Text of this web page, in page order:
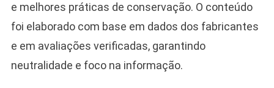
e melhores práticas de conservação. O conteúdo
foi elaborado com base em dados dos fabricantes
e em avaliações verificadas, garantindo
neutralidade e foco na informação.